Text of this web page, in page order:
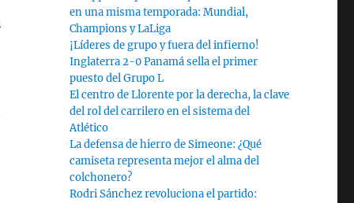
en una misma temporada: Mundial,
Champions y LaLiga
¡Líderes de grupo y fuera del infierno!
Inglaterra 2-0 Panamá sella el primer
puesto del Grupo L
El centro de Llorente por la derecha, la clave
del rol del carrilero en el sistema del
Atlético
La defensa de hierro de Simeone: ¿Qué
camiseta representa mejor el alma del
colchonero?
Rodri Sánchez revoluciona el partido: